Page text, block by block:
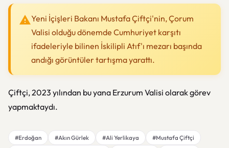
Yeni İçişleri Bakanı Mustafa Çiftçi'nin, Çorum
Valisi olduğu dönemde Cumhuriyet karşıtı
ifadeleriyle bilinen İskilipli Atıf'ı mezarı başında
andığı görüntüler tartışma yarattı.
Çiftçi, 2023 yılından bu yana Erzurum Valisi olarak görev
yapmaktaydı.
#Erdoğan #Akın Gürlek #Ali Yerlikaya
#Mustafa Çiftçi